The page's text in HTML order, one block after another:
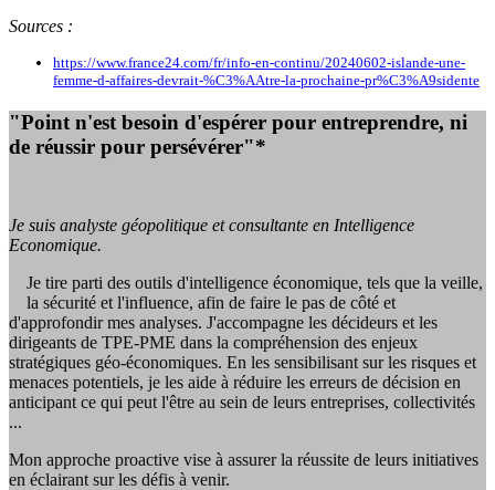
Sources :
https://www.france24.com/fr/info-en-continu/20240602-islande-une-
femme-d-affaires-devrait-%C3%AAtre-la-prochaine-pr%C3%A9sidente
"Point n'est besoin d'espérer pour entreprendre, ni
de réussir pour persévérer"*
Je suis analyste géopolitique et consultante en Intelligence
Economique.
Je tire parti des outils d'intelligence économique, tels que la veille,
la sécurité et l'influence, afin de faire le pas de côté et
d'approfondir mes analyses. J'accompagne les décideurs et les
dirigeants de TPE-PME dans la compréhension des enjeux
stratégiques géo-économiques. En les sensibilisant sur les risques et
menaces potentiels, je les aide à réduire les erreurs de décision en
anticipant ce qui peut l'être au sein de leurs entreprises, collectivités
...
Mon approche proactive vise à assurer la réussite de leurs initiatives
en éclairant sur les défis à venir.